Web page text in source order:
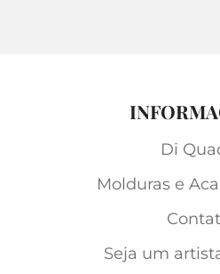
Di
Molduras e
Seja um